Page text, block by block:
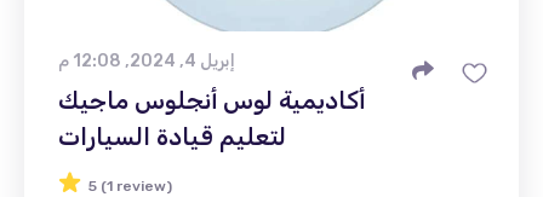
إبريل 4, 2024, 12:08 م
أكاديمية لوس أنجلوس ماجيك
لتعليم قيادة السيارات
5 (1 review)